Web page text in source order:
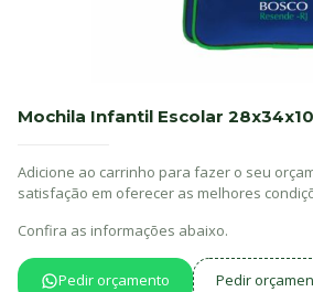
Mochila Infantil Escolar 28x34x10
Adicione ao carrinho para fazer o seu
satisfação em oferecer as melhores
Confira as informações abaixo.
Pedir orçamento Pedir